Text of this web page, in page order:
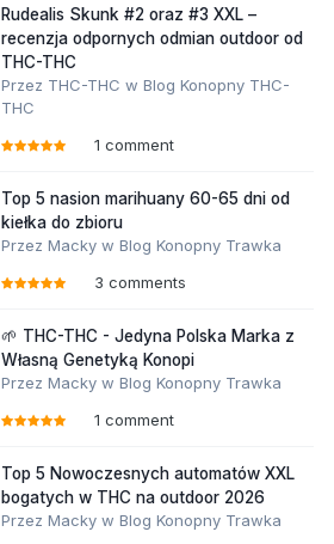
Rudealis Skunk #2 oraz #3 XXL –
recenzja odpornych odmian outdoor od
THC-THC
Przez THC-THC w Blog Konopny THC-
THC
1 comment
Top 5 nasion marihuany 60-65 dni od
kiełka do zbioru
Przez Macky w Blog Konopny Trawka
3 comments
🌱 THC-THC - Jedyna Polska Marka z
Własną Genetyką Konopi
Przez Macky w Blog Konopny Trawka
1 comment
Top 5 Nowoczesnych automatów XXL
bogatych w THC na outdoor 2026
Przez Macky w Blog Konopny Trawka